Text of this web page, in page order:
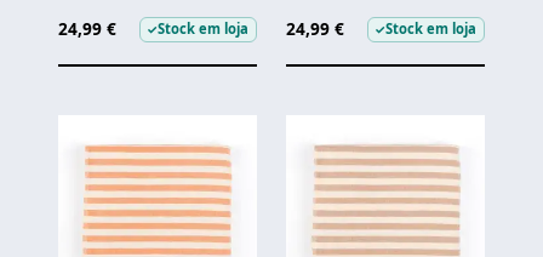
24,99 € ✓Stock em loja 24,99 € ✓Stock em loja